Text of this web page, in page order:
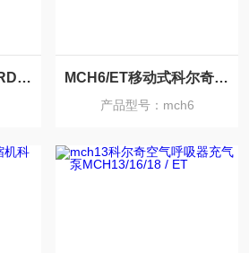
MCH6/ET STADNARD正压式呼吸器充气泵 MCH6/ET移动式科尔奇高压空气充气泵厂家
产品型号：mch6